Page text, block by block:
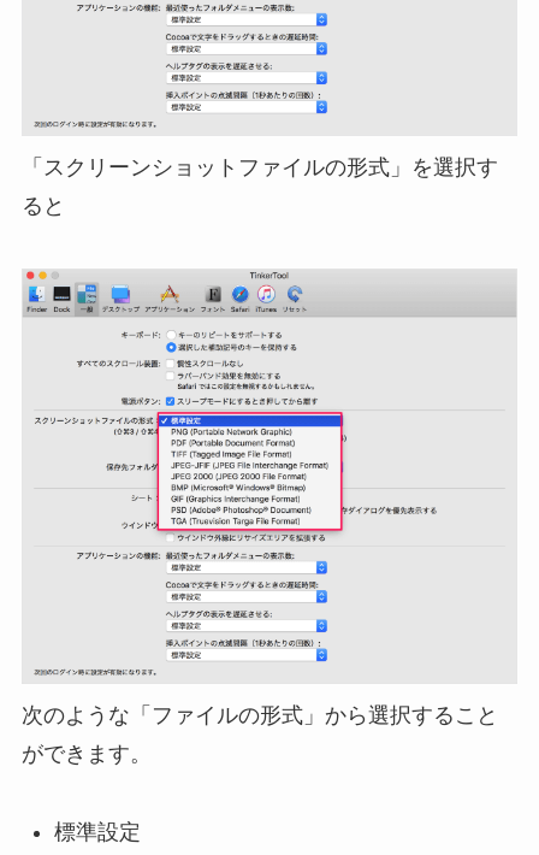
「スクリーンショットファイルの形式」を選択す
ると
次のような「ファイルの形式」から選択すること
ができます。
標準設定